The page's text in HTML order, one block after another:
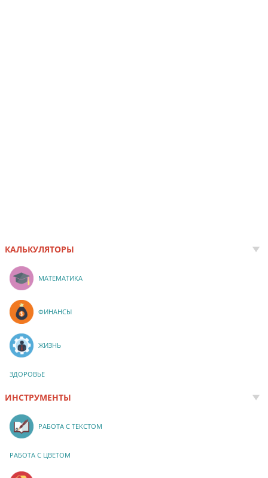
КАЛЬКУЛЯТОРЫ
МАТЕМАТИКА
ФИНАНСЫ
ЖИЗНЬ
ЗДОРОВЬЕ
ИНСТРУМЕНТЫ
РАБОТА С ТЕКСТОМ
РАБОТА С ЦВЕТОМ